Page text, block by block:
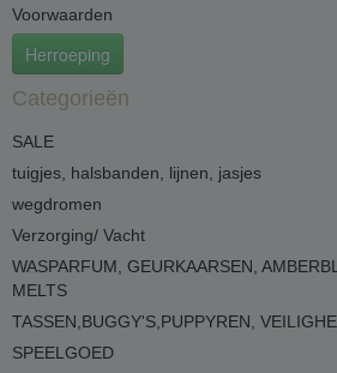
Voorwaarden
Herroeping
Categorieën
SALE
tuigjes, halsbanden, lijnen, jasjes
wegdromen
Verzorging/ Vacht
WASPARFUM, GEURKAARSEN,
MELTS
TASSEN,BUGGY'S,PUPPYREN,
SPEELGOED